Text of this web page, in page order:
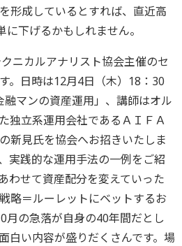
形成しているとすれば、直近高
下げるかもしれません。
ニカルアナリスト協会主催のセ
。日時は12月4日（木）18：30
マンの資産運用」、講師はオル
独立系運用会社であるＡＩＦＡ
新見氏を協会へお招きいたしま
実践的な運用手法の一例をご紹
わせて資産配分を変えていった
略＝ルーレットにベットするお
月の急落が自身の40年間だとし
白い内容が盛りだくさんです。場